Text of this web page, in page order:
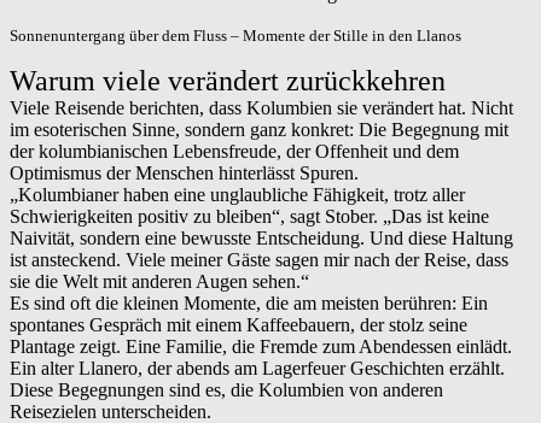
Sonnenuntergang über dem Fluss – Momente der Stille in den Llanos
Warum viele verändert zurückkehren
Viele Reisende berichten, dass Kolumbien sie verändert hat. Nicht
im esoterischen Sinne, sondern ganz konkret: Die Begegnung mit
der kolumbianischen Lebensfreude, der Offenheit und dem
Optimismus der Menschen hinterlässt Spuren.
„Kolumbianer haben eine unglaubliche Fähigkeit, trotz aller
Schwierigkeiten positiv zu bleiben“, sagt Stober. „Das ist keine
Naivität, sondern eine bewusste Entscheidung. Und diese Haltung
ist ansteckend. Viele meiner Gäste sagen mir nach der Reise, dass
sie die Welt mit anderen Augen sehen.“
Es sind oft die kleinen Momente, die am meisten berühren: Ein
spontanes Gespräch mit einem Kaffeebauern, der stolz seine
Plantage zeigt. Eine Familie, die Fremde zum Abendessen einlädt.
Ein alter Llanero, der abends am Lagerfeuer Geschichten erzählt.
Diese Begegnungen sind es, die Kolumbien von anderen
Reisezielen unterscheiden.